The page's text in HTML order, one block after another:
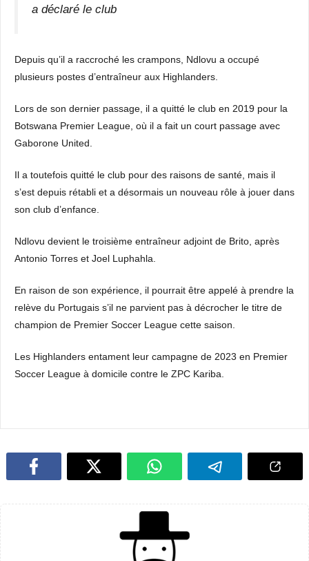
a déclaré le club
Depuis qu’il a raccroché les crampons, Ndlovu a occupé
plusieurs postes d’entraîneur aux Highlanders.
Lors de son dernier passage, il a quitté le club en 2019 pour la
Botswana Premier League, où il a fait un court passage avec
Gaborone United.
Il a toutefois quitté le club pour des raisons de santé, mais il
s’est depuis rétabli et a désormais un nouveau rôle à jouer dans
son club d’enfance.
Ndlovu devient le troisième entraîneur adjoint de Brito, après
Antonio Torres et Joel Luphahla.
En raison de son expérience, il pourrait être appelé à prendre la
relève du Portugais s’il ne parvient pas à décrocher le titre de
champion de Premier Soccer League cette saison.
Les Highlanders entament leur campagne de 2023 en Premier
Soccer League à domicile contre le ZPC Kariba.